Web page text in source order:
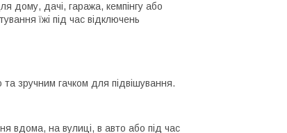
дому, дачі, гаража, кемпінгу або
їжі під час відключень
зручним гачком для підвішування.
вдома, на вулиці, в авто або під час